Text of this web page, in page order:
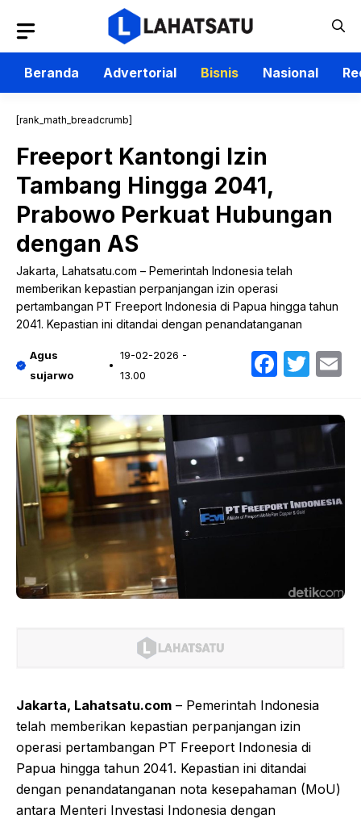
isi
Beranda
Advertorial Bisnis Nasional
[rank_math_breadcrumb]
Freeport Kantongi Izin
Tambang Hingga 2041,
Prabowo Perkuat Hubungan
dengan AS
Jakarta, Lahatsatu.com – Pemerintah Indonesia telah
memberikan kepastian perpanjangan izin operasi
pertambangan PT Freeport Indonesia di Papua hingga tahun
2041. Kepastian ini ditandai dengan penandatanganan
Agus
sujarwo
19-02-2026 -
13.00
Jakarta, Lahatsatu.com – Pemerintah Indonesia
telah memberikan kepastian perpanjangan izin
operasi pertambangan PT Freeport Indonesia di
Papua hingga tahun 2041. Kepastian ini ditandai
dengan penandatanganan nota kesepahaman (MoU)
antara Menteri Investasi Indonesia dengan